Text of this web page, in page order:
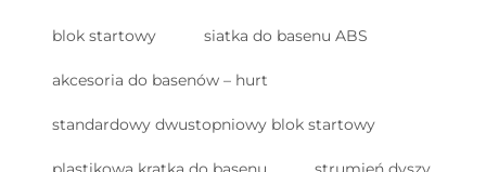
blok startowy siatka do basenu ABS
akcesoria do basenów – hurt
standardowy dwustopniowy blok startowy